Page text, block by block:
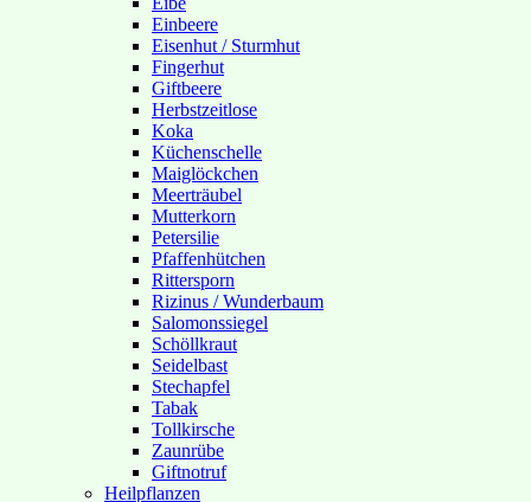
Einbeere
Eisenhut / Sturmhut
Fingerhut
Giftbeere
Herbstzeitlose
Koka
Küchenschelle
Maiglöckchen
Meerträubel
Mutterkorn
Petersilie
Pfaffenhütchen
Rittersporn
Rizinus / Wunderbaum
Salomonssiegel
Schöllkraut
Seidelbast
Stechapfel
Tabak
Tollkirsche
Zaunrübe
Giftnotruf
Heilpflanzen